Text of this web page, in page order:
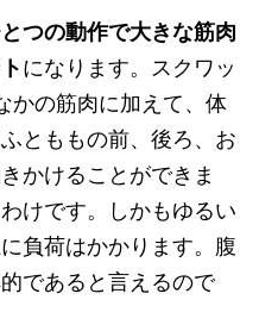
つの動作で大きな筋肉
になります。スクワッ
かの筋肉に加えて、体
とももの前、後ろ、お
かけることができま
けです。しかもゆるい
負荷はかかります。腹
であると言えるので